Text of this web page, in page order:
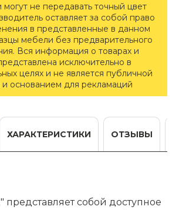
не передавать точный цвет
оставляет за собой право
в представленные в данном
мебели без предварительного
Вся информация о товарах и
исключительно в
целях и не является публичной
основанием для рекламаций
ХАРАКТЕРИСТИКИ ОТЗЫВЫ
представляет собой доступное